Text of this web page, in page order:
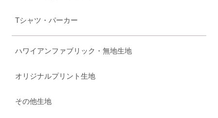
Tシャツ・パーカー
ハワイアンファブリック・無地生地
オリジナルプリント生地
その他生地